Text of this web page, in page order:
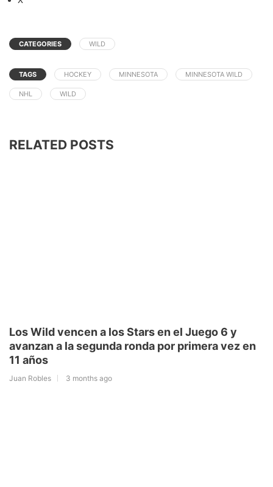
CATEGORIES WILD
TAGS HOCKEY MINNESOTA MINNESOTA WILD
NHL WILD
RELATED POSTS
Los Wild vencen a los Stars en el Juego 6 y
avanzan a la segunda ronda por primera vez en
11 años
Juan Robles 3 months ago